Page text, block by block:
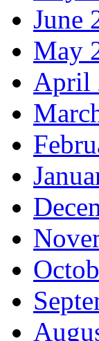
June
May
April